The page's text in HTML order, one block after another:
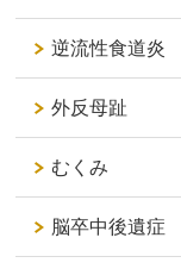
逆流性食道炎
外反母趾
むくみ
脳卒中後遺症